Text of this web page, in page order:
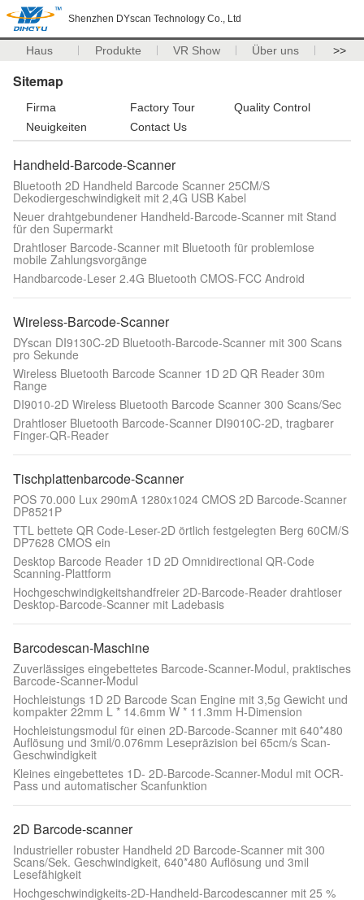
Shenzhen DYscan Technology Co., Ltd
Haus Produkte VR Show Über uns >>
Sitemap
Firma Factory Tour
Quality Control
Neuigkeiten
Contact Us
Handheld-Barcode-Scanner
Bluetooth 2D Handheld Barcode Scanner 25CM/S
Dekodiergeschwindigkeit mit 2,4G USB Kabel
Neuer drahtgebundener Handheld-Barcode-Scanner mit Stand
für den Supermarkt
Drahtloser Barcode-Scanner mit Bluetooth für problemlose
mobile Zahlungsvorgänge
Handbarcode-Leser 2.4G Bluetooth CMOS-FCC Android
Wireless-Barcode-Scanner
DYscan DI9130C-2D Bluetooth-Barcode-Scanner mit 300 Scans
pro Sekunde
Wireless Bluetooth Barcode Scanner 1D 2D QR Reader 30m
Range
DI9010-2D Wireless Bluetooth Barcode Scanner 300 Scans/Sec
Drahtloser Bluetooth Barcode-Scanner DI9010C-2D, tragbarer
Finger-QR-Reader
Tischplattenbarcode-Scanner
POS 70.000 Lux 290mA 1280x1024 CMOS 2D Barcode-Scanner
DP8521P
TTL bettete QR Code-Leser-2D örtlich festgelegten Berg 60CM/S
DP7628 CMOS ein
Desktop Barcode Reader 1D 2D Omnidirectional QR-Code
Scanning-Plattform
Hochgeschwindigkeitshandfreier 2D-Barcode-Reader drahtloser
Desktop-Barcode-Scanner mit Ladebasis
Barcodescan-Maschine
Zuverlässiges eingebettetes Barcode-Scanner-Modul, praktisches
Barcode-Scanner-Modul
Hochleistungs 1D 2D Barcode Scan Engine mit 3,5g Gewicht und
kompakter 22mm L * 14.6mm W * 11.3mm H-Dimension
Hochleistungsmodul für einen 2D-Barcode-Scanner mit 640*480
Auflösung und 3mil/0.076mm Lesepräzision bei 65cm/s Scan-
Geschwindigkeit
Kleines eingebettetes 1D- 2D-Barcode-Scanner-Modul mit OCR-
Pass und automatischer Scanfunktion
2D Barcode-scanner
Industrieller robuster Handheld 2D Barcode-Scanner mit 300
Scans/Sek. Geschwindigkeit, 640*480 Auflösung und 3mil
Lesefähigkeit
Hochgeschwindigkeits-2D-Handheld-Barcodescanner mit 25 %